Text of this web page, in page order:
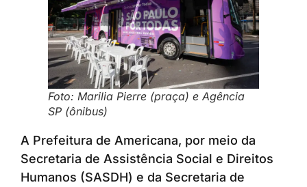
Foto: Marilia Pierre (praça) e Agência
SP (ônibus)
A Prefeitura de Americana, por meio da
Secretaria de Assistência Social e Direitos
Humanos (SASDH) e da Secretaria de